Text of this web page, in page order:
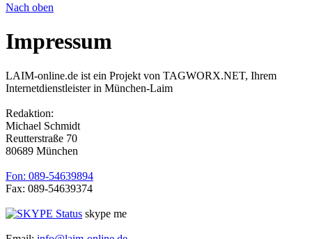
Nach oben
Impressum
LAIM-online.de ist ein Projekt von TAGWORX.NET, Ihrem
Internetdienstleister in München-Laim
Redaktion:
Michael Schmidt
Reutterstraße 70
80689 München
Fon: 089-54639894
Fax: 089-54639374
skype me